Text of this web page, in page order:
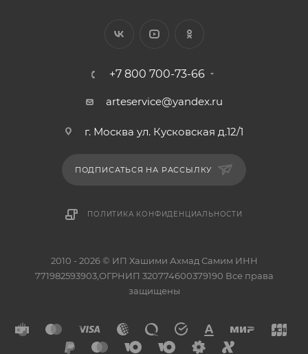
+7 800 700-73-66
arteservice@yandex.ru
г. Москва ул. Кусковская д.12/1
ПОДПИСАТЬСЯ НА РАССЫЛКУ
ПОЛИТИКА КОНФИДЕНЦИАЛЬНОСТИ
2010 - 2026 © ИП Хашими Ахмад Самим ИНН
771982593903,ОГРНИП 320774600379190 Все права
защищены